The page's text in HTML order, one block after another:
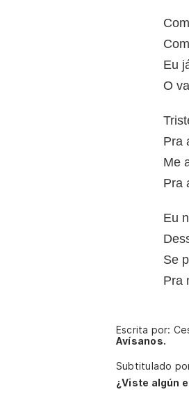
Eu
O
Pra
Me
Pra
Eu
Se
Pra
Escrita por:
Avísanos.
Subtitulado
¿Viste algún